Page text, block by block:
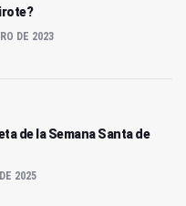
DE 2023
de la Semana Santa de
2025